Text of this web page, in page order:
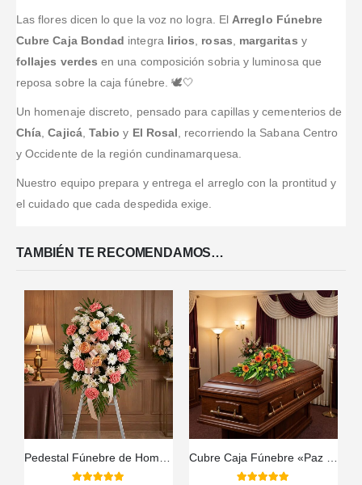
Las flores dicen lo que la voz no logra. El Arreglo Fúnebre
Cubre Caja Bondad integra lirios rosas margaritas y
follajes verdes en una composición sobria y luminosa que
reposa sobre la caja fúnebre. 🕊️🤍
Un homenaje discreto, pensado para capillas y cementerios de
Chía ,Cajicá, Tabio y El Rosal , recorriendo la Sabana Centro
y Occidente de la región cundinamarquesa.
Nuestro equipo prepara y entrega el arreglo con la prontitud y
el cuidado que cada despedida exige.
TAMBIÉN TE RECOMENDAMOS…
Pedestal Fúnebre de Homenaje para Timoteo 🕊️ Cubre Caja Fúnebre «Paz Eterna» para el Último Adiós a Jair 🕊️